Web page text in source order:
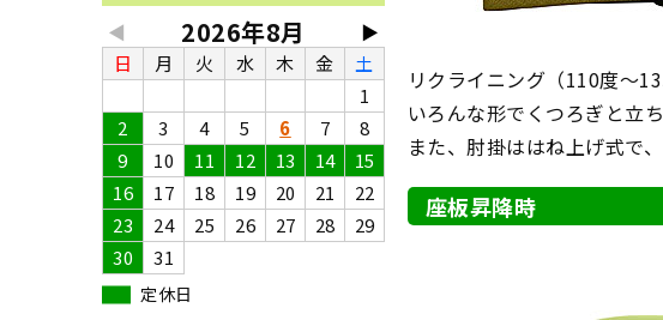
◀ ▶
2026年8月
日 月 火 水 木 金
土
1
2
3 4 5 6 7
8
9
10 11 12 13 14
15
16
17 18 19 20 21
22
23
24 25 26 27 28
29
30
31
定休日
リクライニング（110度～
いろんな形でくつろぎと立
また、肘掛ははね上げ式で
座板昇降時